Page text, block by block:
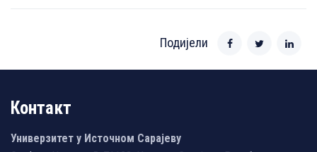
Подијели
Контакт
Универзитет у Источном Сарајеву